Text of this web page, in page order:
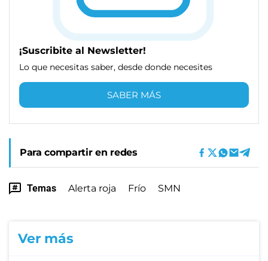
¡Suscribite al Newsletter!
Lo que necesitas saber, desde donde necesites
SABER MÁS
Para compartir en redes
Temas Alerta roja Frío SMN
Ver más